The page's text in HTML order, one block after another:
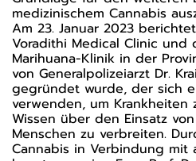
medizinischem Cannabis
Am 23. Januar 2023
Voradithi Medical Clinic und
Marihuana-Klinik in der
von Generalpolizeiarzt Dr.
gegründet wurde, der sich
verwenden, um
Wissen über den Einsatz
Menschen zu verbreiten.
Cannabis in Verbindung mit